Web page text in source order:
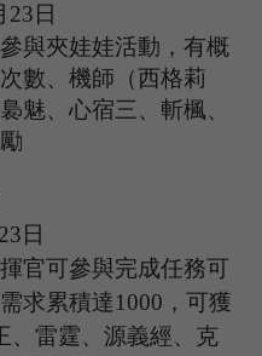
23 日
與夾娃娃活動，有概
數、機師（西格莉
魅、心宿三、斬楓、
23 日
官可參與完成任務可
求累積達1000，可獲
、雷霆、源義經、克